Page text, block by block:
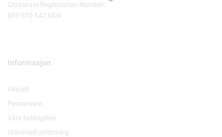
Corporate Registration Number:
899 510 542 MVA
Informasjon
Aktuelt
Personvern
Våre betingelser
Universell utforming